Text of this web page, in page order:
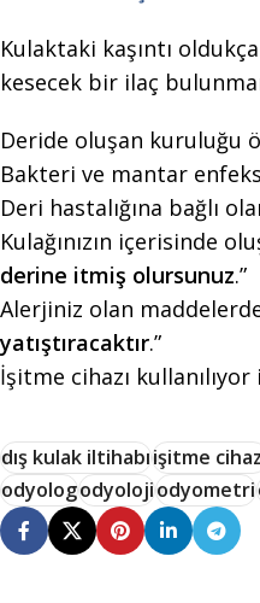
Kulaktaki kaşıntı
kesecek bir ilaç
Deride oluşan kuruluğu
Bakteri ve mantar
Deri hastalığına bağlı
Kulağınızın içerisinde
derine itmiş olursunuz.”
Alerjiniz olan
yatıştıracaktır.”
İşitme cihazı
dış kulak iltihabıişitme
odyologodyolojiodyometri